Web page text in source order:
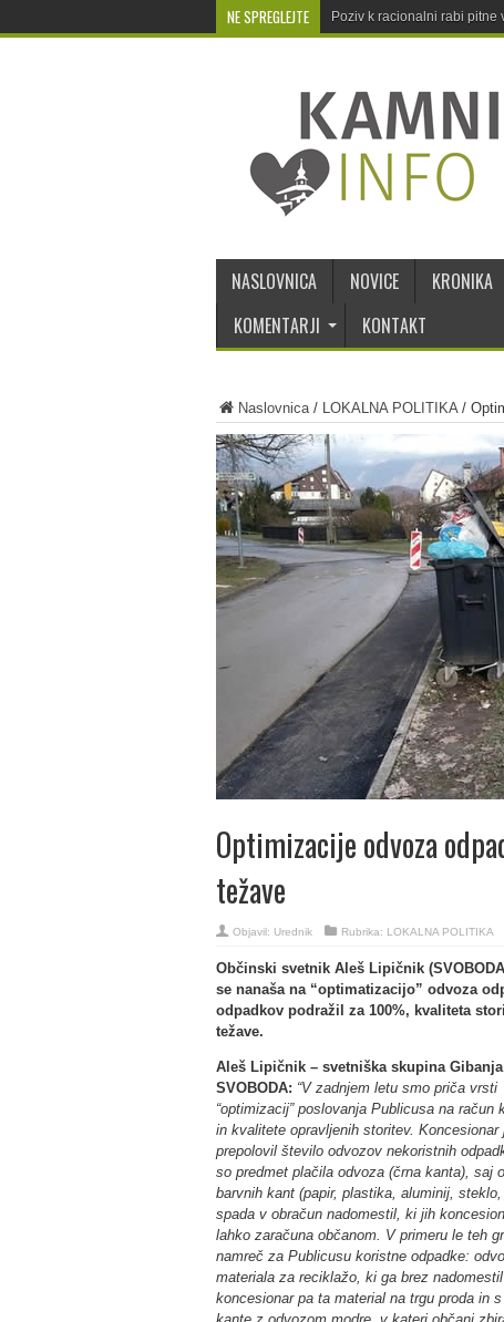
NE SPREGLEJTE Poziv k racionalni rabi pitne
NASLOVNICA NOVICE KRONIKA
KOMENTARJI
KONTAKT
Naslovnica/ LOKALNA POLITIKA/
Optimizacije odvoza
težave
Objavil: Urednik Rubrika: LOKALNA POLITIKA
Občinski svetnik Aleš Lipičnik
se nanaša na “optimatizacijo” odvoza
odpadkov podražil za 100%, kvaliteta
težave.
Aleš Lipičnik – svetniška skupina Gibanja
SVOBODA: “V zadnjem letu smo priča vrsti
“optimizacij” poslovanja Publicusa na račun
in kvalitete opravljenih storitev. Koncesionar
prepolovil število odvozov nekoristnih
so predmet plačila odvoza (črna kanta), saj
barvnih kant (papir, plastika, aluminij,
spada v obračun nadomestil, ki jih
lahko zaračuna občanom. V primeru le teh
namreč za Publicusu koristne odpadke:
materiala za reciklažo, ki ga brez
koncesionar pa ta material na trgu proda in